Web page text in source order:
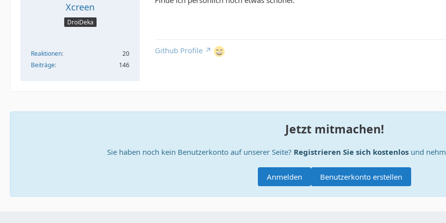
Xcreen
DroiDeka
Reaktionen
20
Beiträge
146
Github Profile
Jetzt mitmachen!
Sie haben noch kein Benutzerkonto auf unserer Seite? Registrieren Sie sich kostenlos und
Benutzerkonto erstellen
Anmelden